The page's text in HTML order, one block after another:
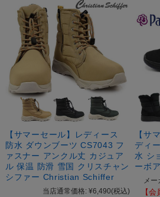
【サマーセール】レディース
防水 ダウンブーツ CS7043 フ
ァスナー アンクル丈 カジュア
ル 保温 防滑 雪国 クリスチャン
シファー Christian Schiffer
当店通常価格: ¥6,490(税込)
【サ
ディ
水 シ
ーボ
メー
【